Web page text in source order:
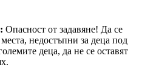
Опасност от задавяне! Да се
недостъпни за деца под
деца, да не се оставят